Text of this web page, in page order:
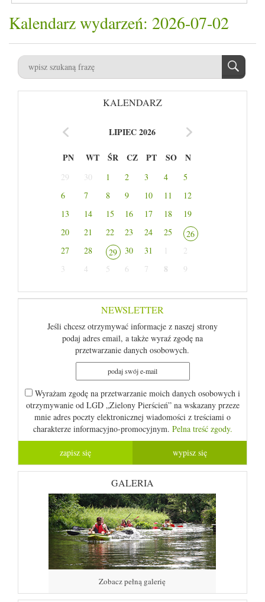
Kalendarz wydarzeń: 2026-07-02
KALENDARZ
LIPIEC 2026
PN WT ŚR CZ PT SO N
29 30 1 2 3 4
5
6
7 8 9 10 11
12
13
14 15 16 17 18
19
20
21 22 23 24 25
26
27
28 29 30 31 1
2
3
4 5 6 7 8 9
NEWSLETTER
Jeśli chcesz otrzymywać informacje z naszej strony
podaj adres email, a także wyraź zgodę na
przetwarzanie danych osobowych.
Wyrażam zgodę na przetwarzanie moich danych osobowych i
otrzymywanie od LGD „Zielony Pierścień” na wskazany przeze
mnie adres poczty elektronicznej wiadomości z treściami o
charakterze informacyjno-promocyjnym. Pelna treść zgody.
GALERIA
Zobacz pełną galerię